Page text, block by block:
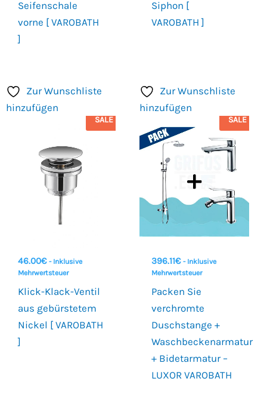
Seifenschale
vorne [ VAROBATH
]
Siphon [
VAROBATH ]
Zur Wunschliste
hinzufügen
SALE
46.00€ - Inklusive
Mehrwertsteuer
Klick-Klack-Ventil
aus gebürstetem
Nickel [ VAROBATH
]
Zur Wunschliste
hinzufügen
SALE
396.11€ - Inklusive
Mehrwertsteuer
Packen Sie
verchromte
Duschstange +
Waschbeckenarmatur
+ Bidetarmatur –
LUXOR VAROBATH